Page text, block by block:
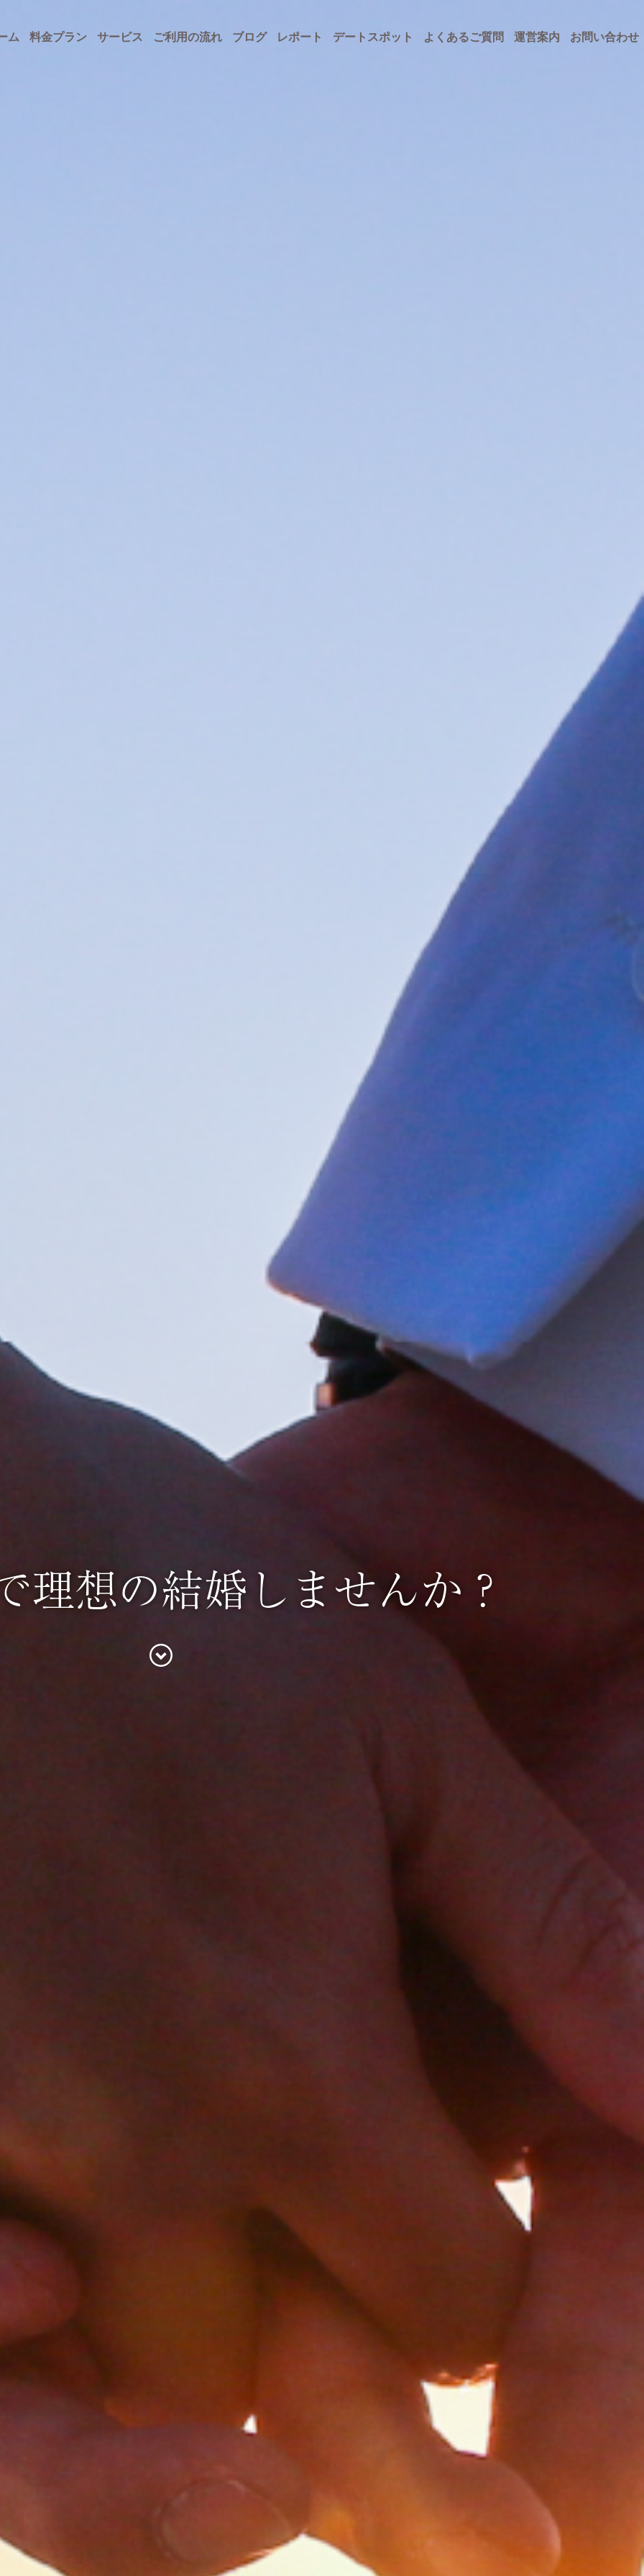
ム 料金プラン サービス ご利用の流れ ブログ レポート デートスポット よくあるご質問 運営案内 お問い合わせ
理想の結婚しませんか？